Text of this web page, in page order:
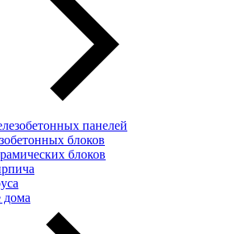
панелей
блоков
блоков
дома